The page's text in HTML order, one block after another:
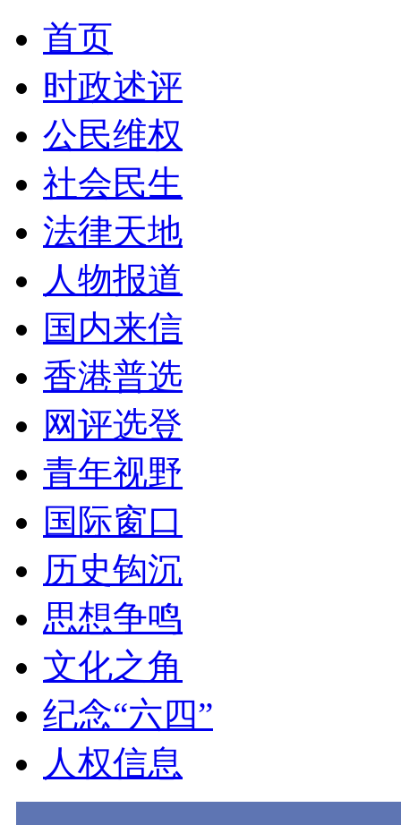
首页
时政述评
公民维权
社会民生
法律天地
人物报道
国内来信
香港普选
网评选登
青年视野
国际窗口
历史钩沉
思想争鸣
文化之角
纪念“六四”
人权信息